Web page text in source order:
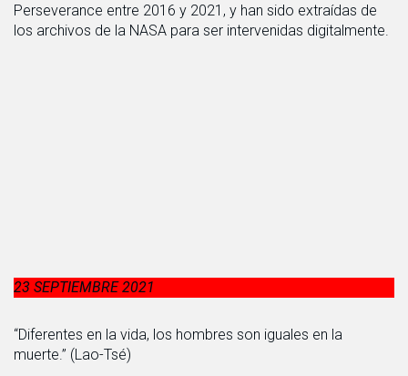
Perseverance entre 2016 y 2021, y han sido extraídas de
los archivos de la NASA para ser intervenidas digitalmente.
23 SEPTIEMBRE 2021
“Diferentes en la vida, los hombres son iguales en la
muerte.” (Lao-Tsé)